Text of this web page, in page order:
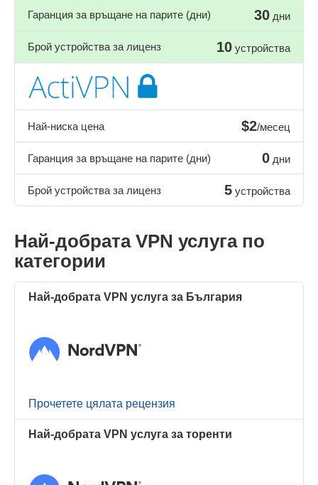
Гаранция за връщане на парите (дни) 30 дни
Брой устройства за лиценз 10 устройства
Най-ниска цена $2/месец
Гаранция за връщане на парите (дни) 0 дни
Брой устройства за лиценз 5 устройства
Най-добрата VPN услуга по
категории
Най-добрата VPN услуга за България
Прочетете цялата рецензия
Най-добрата VPN услуга за торенти